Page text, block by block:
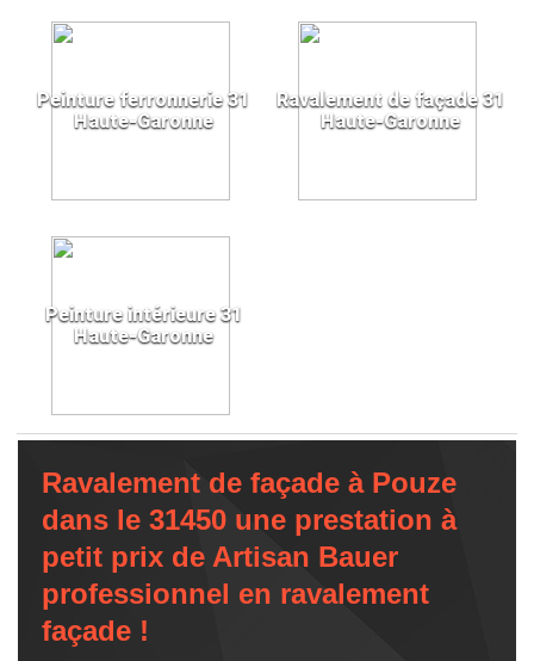
Peinture ferronnerie 31
Haute-Garonne
Ravalement de façade 31
Haute-Garonne
Peinture intérieure 31
Haute-Garonne
Ravalement de façade à Pouze
dans le 31450 une prestation à
petit prix de Artisan Bauer
professionnel en ravalement
façade !